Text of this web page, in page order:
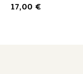
17,00 €